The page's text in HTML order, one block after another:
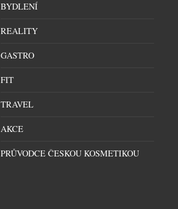
BYDLENÍ
REALITY
GASTRO
FIT
TRAVEL
AKCE
PRŮVODCE ČESKOU KOSMETIKOU